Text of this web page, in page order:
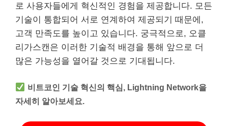
로 사용자들에게 혁신적인 경험을 제공합니다. 모든
기술이 통합되어 서로 연계하여 제공되기 때문에,
고객 만족도를 높이고 있습니다. 궁극적으로, 오클
리가스캔은 이러한 기술적 배경을 통해 앞으로 더
많은 가능성을 열어갈 것으로 기대됩니다.
비트코인 기술 혁신의 핵심, Lightning Network을
자세히 알아보세요.